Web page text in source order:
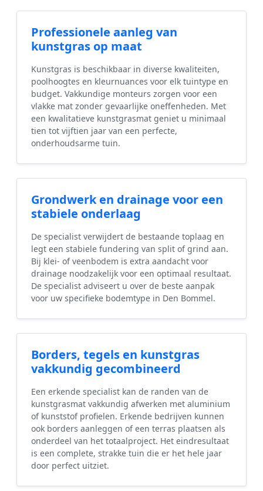
Professionele aanleg van
kunstgras op maat
Kunstgras is beschikbaar in diverse kwaliteiten,
poolhoogtes en kleurnuances voor elk tuintype en
budget. Vakkundige monteurs zorgen voor een
vlakke mat zonder gevaarlijke oneffenheden. Met
een kwalitatieve kunstgrasmat geniet u minimaal
tien tot vijftien jaar van een perfecte,
onderhoudsarme tuin.
Grondwerk en drainage voor een
stabiele onderlaag
De specialist verwijdert de bestaande toplaag en
legt een stabiele fundering van split of grind aan.
Bij klei- of veenbodem is extra aandacht voor
drainage noodzakelijk voor een optimaal resultaat.
De specialist adviseert u over de beste aanpak
voor uw specifieke bodemtype in Den Bommel.
Borders, tegels en kunstgras
vakkundig gecombineerd
Een erkende specialist kan de randen van de
kunstgrasmat vakkundig afwerken met aluminium
of kunststof profielen. Erkende bedrijven kunnen
ook borders aanleggen of een terras plaatsen als
onderdeel van het totaalproject. Het eindresultaat
is een complete, strakke tuin die er het hele jaar
door perfect uitziet.